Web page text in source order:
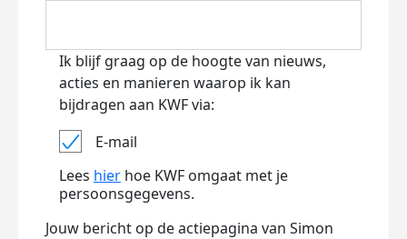
Ik blijf graag op de hoogte van nieuws,
acties en manieren waarop ik kan
bijdragen aan KWF via:
E-mail
Lees hier hoe KWF omgaat met je
persoonsgegevens.
Jouw bericht op de actiepagina van Simon